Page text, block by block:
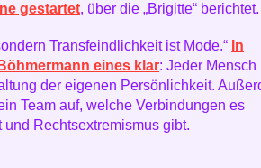
gestartet, über die „Brigitte“ berichtet.
Transfeindlichkeit ist Mode.“ In
eines klar: Jeder Mensch
der eigenen Persönlichkeit.
Team auf, welche Verbindungen es
Rechtsextremismus gibt.